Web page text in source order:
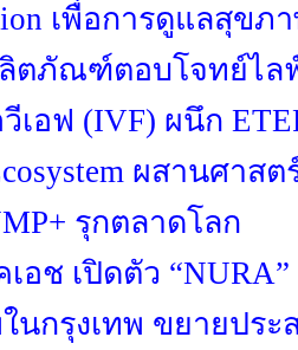
เพื่อการดูแลสุขภ
ลิตภัณฑ์ตอบโจทย์ไล
เอฟ (IVF) ผนึก
ผสานศาสต
รุกตลาดโลก
อช เปิดตัว
นกรุงเทพ ขยายปร